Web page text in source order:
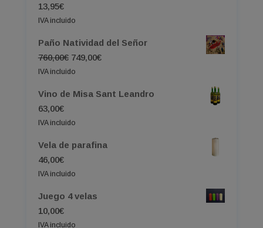
13,95€
IVA incluido
Paño Natividad del Señor
760,00€ El
precio
749,00€El
IVA incluido
Vino de Misa Sant Leandro
63,00€
IVA incluido
Vela de parafina
46,00€
IVA incluido
Juego 4 velas
10,00€
IVA incluido